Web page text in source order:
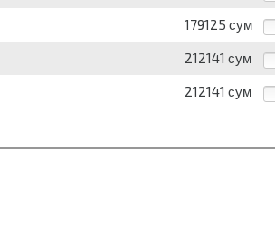
179125 сум
212141 сум
212141 сум